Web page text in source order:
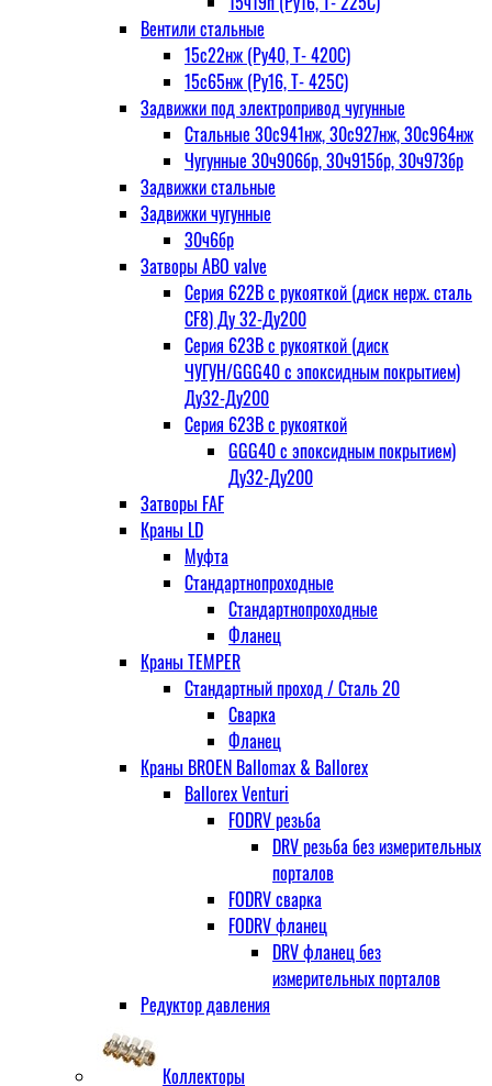
Вентили стальные
15с22нж (Ру40, Т- 420С)
15с65нж (Ру16, Т- 425С)
Задвижки под электропривод чугунные
Стальные 30с941нж, 30с927нж, 30с964нж
Чугунные 30ч906бр, 30ч915бр, 30ч973бр
Задвижки стальные
Задвижки чугунные
30ч6бр
Затворы ABO valve
Серия 622В с рукояткой (диск нерж. сталь
CF8) Ду 32-Ду200
Серия 623В с рукояткой (диск
ЧУГУН/GGG40 с эпоксидным покрытием)
Ду32-Ду200
Серия 623В с рукояткой
GGG40 с эпоксидным покрытием)
Ду32-Ду200
Затворы FAF
Краны LD
Муфта
Стандартнопроходные
Стандартнопроходные
Фланец
Краны TEMPER
Стандартный проход / Cталь 20
Сварка
Фланец
Краны BROEN Ballomax & Ballorex
Ballorex Venturi
FODRV резьба
DRV резьба без измерительных
порталов
FODRV сварка
FODRV фланец
DRV фланец без
измерительных порталов
Редуктор давления
Коллекторы